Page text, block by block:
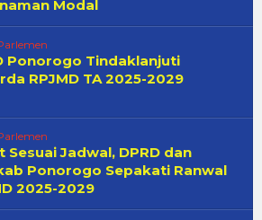
Modal
Ponorogo Tindaklanjuti
RPJMD TA 2025-2029
Sesuai Jadwal, DPRD dan
Ponorogo Sepakati Ranwal
2025-2029